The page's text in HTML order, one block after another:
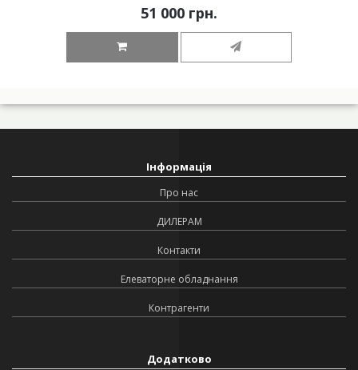
51 000 грн.
Інформація
Про нас
ДИЛЕРАМ
Контакти
Елеваторне обладнання
Контрагенти
Додатково